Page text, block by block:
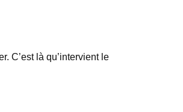
C’est là qu’intervient le